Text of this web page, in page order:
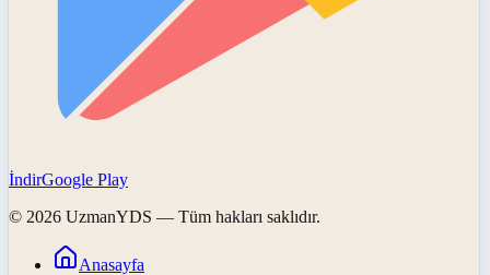
İndirGoogle Play
© 2026 UzmanYDS — Tüm hakları saklıdır.
Anasayfa